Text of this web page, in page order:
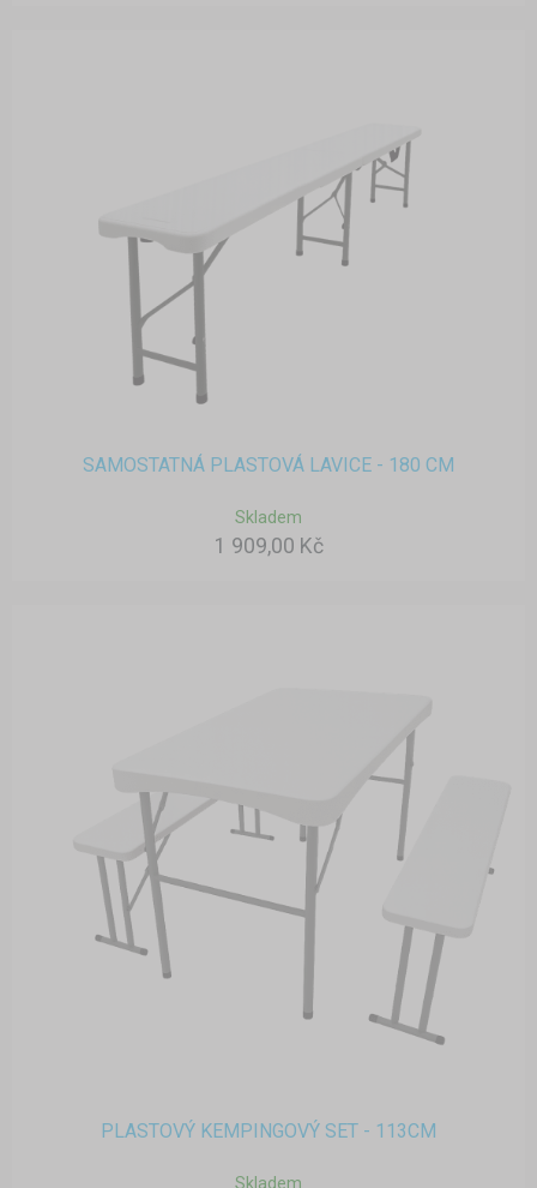
SAMOSTATNÁ PLASTOVÁ LAVICE - 180 CM
Skladem
1 909,00 Kč
PLASTOVÝ KEMPINGOVÝ SET - 113CM
Skladem